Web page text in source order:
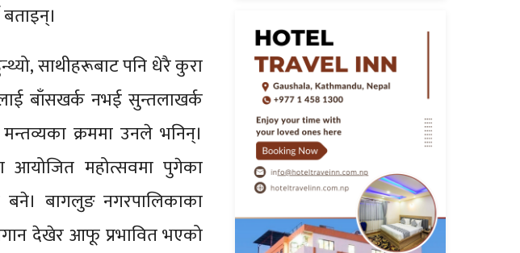
साथीहरूबाट पनि धेरै कुरा
बाँसखर्क नभई सुन्तलाखर्क
क्रममा उनले भनिन्।
आयोजित महोत्सवमा पुगेका
बागलुङ नगरपालिकाका
देखेर आफू प्रभावित भएको